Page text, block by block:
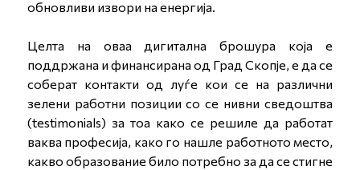
обновливи извори на енергија.
Целта на оваа дигитална брошура која е
поддржана и финансирана од Град Скопје, е да се
соберат контакти од луѓе кои се на различни
зелени работни позиции со се нивни сведоштва
(testimonials) за тоа како се решиле да работат
ваква професија, како го нашле работното место,
какво образование било потребно за да се стигне